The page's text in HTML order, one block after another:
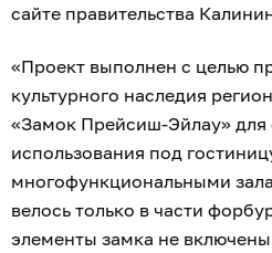
сайте правительства
«Проект выполнен с целью
культурного наследия
«Замок Прейсиш-Эйлау» для
использования под
многофункциональными
велось только в части
элементы замка не